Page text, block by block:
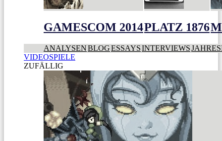
GAMESCOM 2014PLATZ 1876
ANALYSENBLOGESSAYSINTERVIEWS
VIDEOSPIELE
ZUFÄLLIG